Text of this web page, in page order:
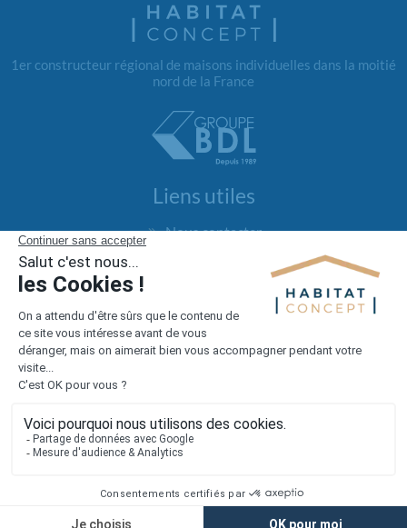
1er constructeur régional de maisons individuelles dans la moitié
nord de la France
Liens utiles
Nous contacter
Mentions légales
Vie privée
Plan du site
Accès rapide
Nos agences
Maisons + Terrains